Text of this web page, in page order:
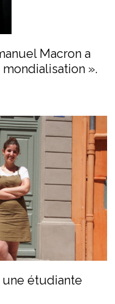
Macron a
».
une étudiante